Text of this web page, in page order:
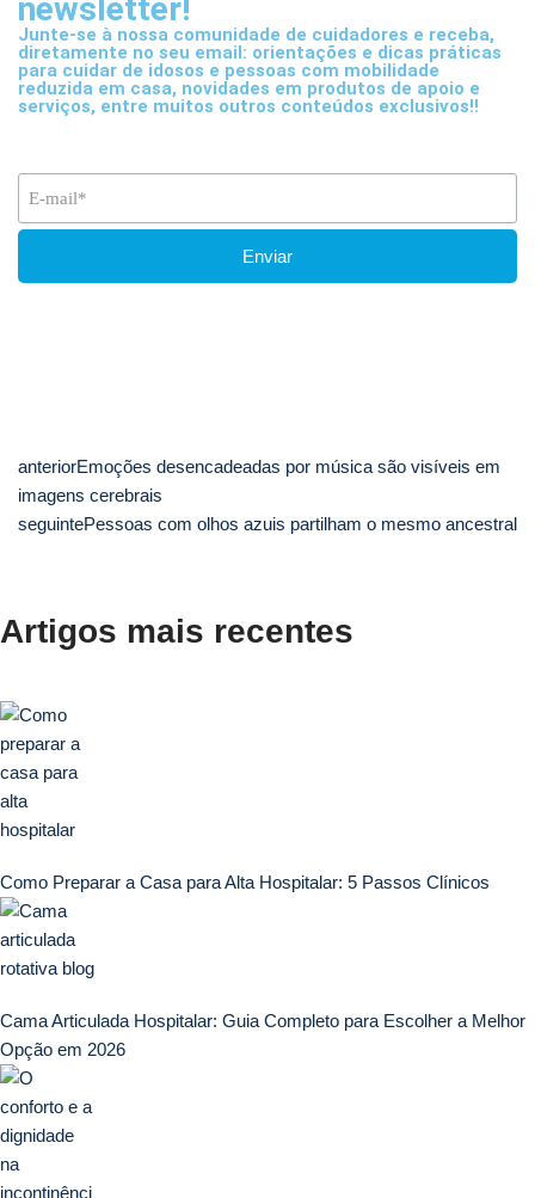
newsletter!
Junte-se à nossa comunidade de cuidadores e receba,
diretamente no seu email: orientações e dicas práticas
para cuidar de idosos e pessoas com mobilidade
reduzida em casa, novidades em produtos de apoio e
serviços, entre muitos outros conteúdos exclusivos!!
anteriorEmoções desencadeadas por música são visíveis em
imagens cerebrais
seguintePessoas com olhos azuis partilham o mesmo ancestral
Artigos mais recentes
Como Preparar a Casa para Alta Hospitalar: 5 Passos Clínicos
Cama Articulada Hospitalar: Guia Completo para Escolher a Melhor
Opção em 2026